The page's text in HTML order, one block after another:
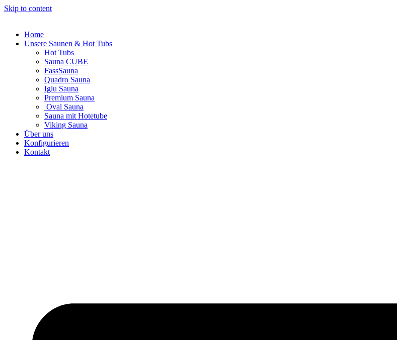
Skip to content
Home
Unsere Saunen & Hot Tubs
Hot Tubs
Sauna CUBE
FassSauna
Quadro Sauna
Iglu Sauna
Premium Sauna
Oval Sauna
Sauna mit Hotetube
Viking Sauna
Über uns
Konfigurieren
Kontakt